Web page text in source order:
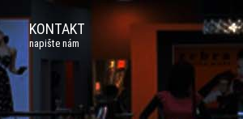
KONTAKT
napište nám